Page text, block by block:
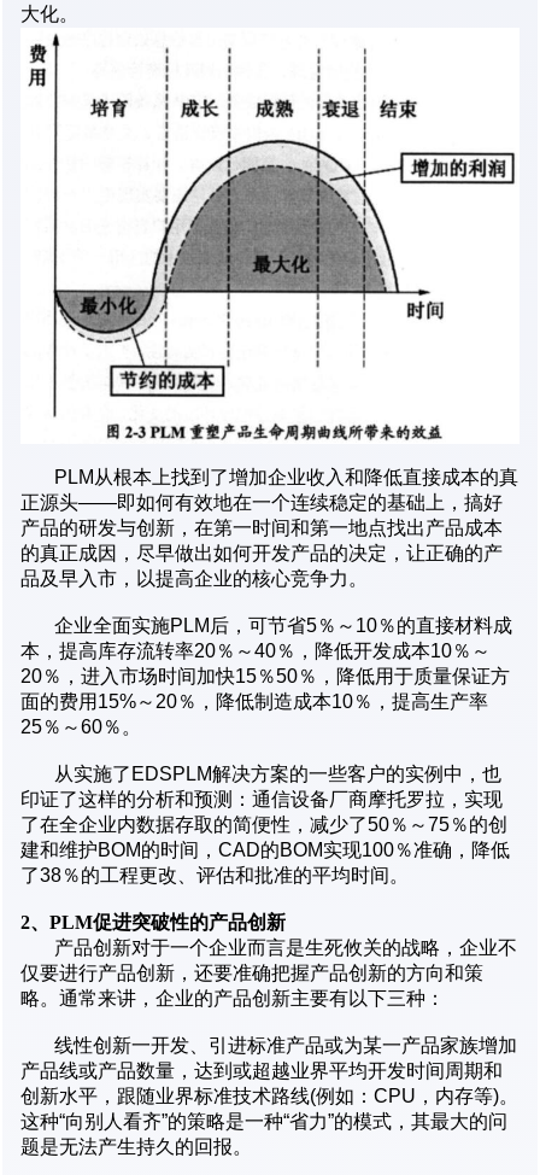
大化。
PLM从根本上找到了增加企业收入和降低直接成本的真
正源头——即如何有效地在一个连续稳定的基础上，搞好
产品的研发与创新，在第一时间和第一地点找出产品成本
的真正成因，尽早做出如何开发产品的决定，让正确的产
品及早入市，以提高企业的核心竞争力。
企业全面实施PLM后，可节省5％～10％的直接材料成
本，提高库存流转率20％～40％，降低开发成本10％～
20％，进入市场时间加快15％50％，降低用于质量保证方
面的费用15%～20％，降低制造成本10％，提高生产率
25％～60％。
从实施了EDSPLM解决方案的一些客户的实例中，也
印证了这样的分析和预测：通信设备厂商摩托罗拉，实现
了在全企业内数据存取的简便性，减少了50％～75％的创
建和维护BOM的时间，CAD的BOM实现100％准确，降低
了38％的工程更改、评估和批准的平均时间。
2、PLM促进突破性的产品创新
产品创新对于一个企业而言是生死攸关的战略，企业不
仅要进行产品创新，还要准确把握产品创新的方向和策
略。通常来讲，企业的产品创新主要有以下三种：
线性创新一开发、引进标准产品或为某一产品家族增加
产品线或产品数量，达到或超越业界平均开发时间周期和
创新水平，跟随业界标准技术路线(例如：CPU，内存等)。
这种“向别人看齐”的策略是一种“省力”的模式，其最大的问
题是无法产生持久的回报。